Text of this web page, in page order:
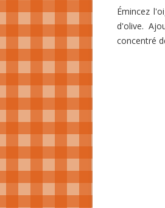
Émincez
d'olive.
concentré